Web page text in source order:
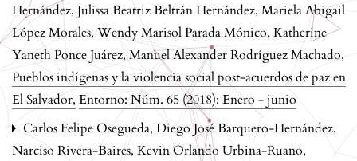
Hernández, Julissa Beatriz Beltrán Hernández, Mariela Abigail
López Morales, Wendy Marisol Parada Mónico, Katherine
Yaneth Ponce Juárez, Manuel Alexander Rodríguez Machado,
Pueblos indígenas y la violencia social post-acuerdos de paz en
El Salvador, Entorno: Núm. 65 (2018): Enero - junio
Carlos Felipe Osegueda, Diego José Barquero-Hernández,
Narciso Rivera-Baires, Kevin Orlando Urbina-Ruano,